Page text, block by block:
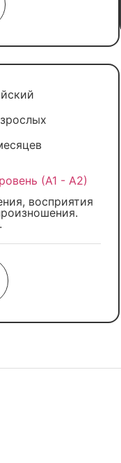
(А1 - А2)
восприятия